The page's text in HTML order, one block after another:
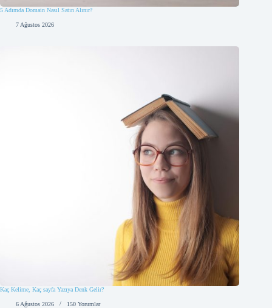
5 Adımda Domain Nasıl Satın Alınır?
7 Ağustos 2026
Kaç Kelime, Kaç sayfa Yazıya Denk Gelir?
6 Ağustos 2026 150 Yorumlar